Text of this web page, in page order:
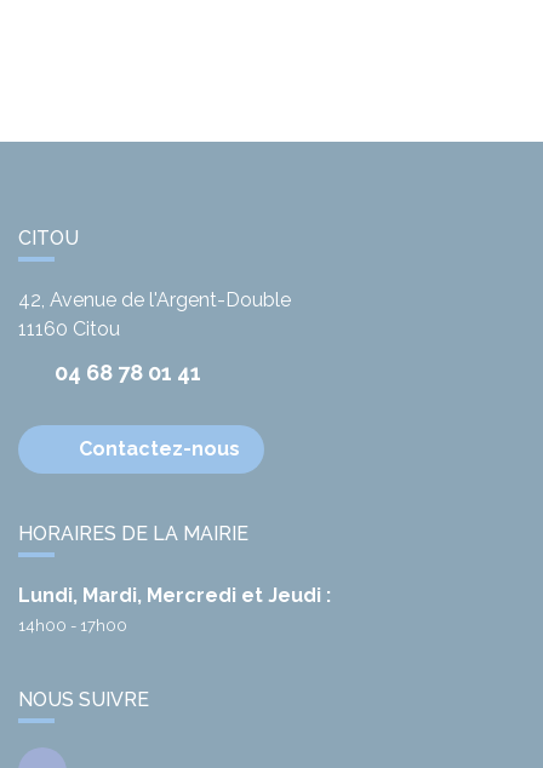
CITOU
42, Avenue de l'Argent-Double
11160 Citou
04 68 78 01 41
Contactez-nous
HORAIRES DE LA MAIRIE
Lundi, Mardi, Mercredi et Jeudi :
14h00 - 17h00
NOUS SUIVRE